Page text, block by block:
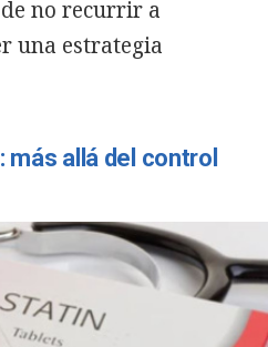
no recurrir a
una estrategia
más allá del control